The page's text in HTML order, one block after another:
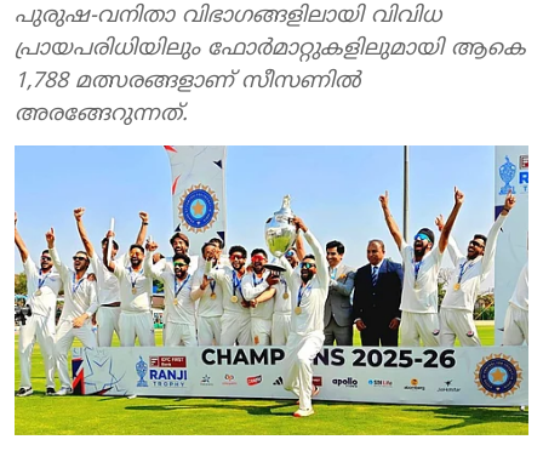
പുരുഷ-വനിതാ വിഭാഗങ്ങളിലായി വിവിധ
പ്രായപരിധിയിലും ഫോര്‍മാറ്റുകളിലുമായി ആകെ
1,788 മത്സരങ്ങളാണ് സീസണില്‍
അരങ്ങേറുന്നത്.